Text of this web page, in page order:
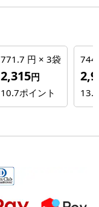
771.7 円 × 3袋
2,315円
10.7ポイント
744
13.7